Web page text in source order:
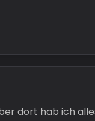
dort hab ich